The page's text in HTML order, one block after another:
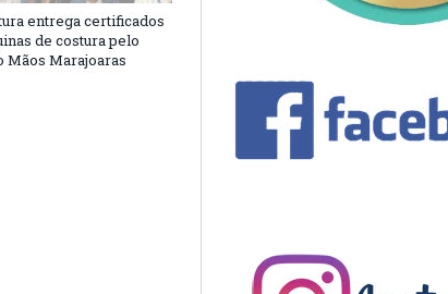
entrega certificados
de costura pelo
Mãos Marajoaras